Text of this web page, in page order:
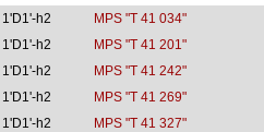
1'D1'-h2
MPS "T 41 034"
1'D1'-h2
MPS "T 41 201"
1'D1'-h2
MPS "T 41 242"
1'D1'-h2
MPS "T 41 269"
1'D1'-h2
MPS "T 41 327"